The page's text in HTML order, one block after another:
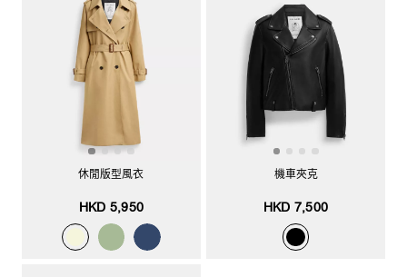
休閒版型風衣
HKD 5,950
機車夾克
HKD 7,500